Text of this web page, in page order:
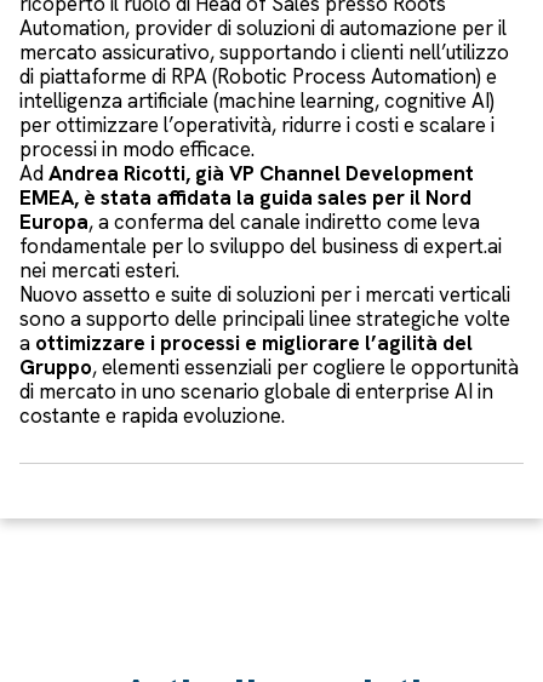
Automation, provider di soluzioni di automazione per il
mercato assicurativo, supportando i clienti nell’utilizzo
di piattaforme di RPA (Robotic Process Automation) e
intelligenza artificiale (machine learning, cognitive AI)
per ottimizzare l’operatività, ridurre i costi e scalare i
processi in modo efficace.
AdAndrea Ricotti, già VP Channel Development
EMEA, è stata affidata la guida sales per il Nord
Europa, a conferma del canale indiretto come leva
fondamentale per lo sviluppo del business di expert.ai
nei mercati esteri.
Nuovo assetto e suite di soluzioni per i mercati verticali
sono a supporto delle principali linee strategiche volte
a ottimizzare i processi e migliorare l’agilità del
Gruppo, elementi essenziali per cogliere le opportunità
di mercato in uno scenario globale di enterprise AI in
costante e rapida evoluzione.